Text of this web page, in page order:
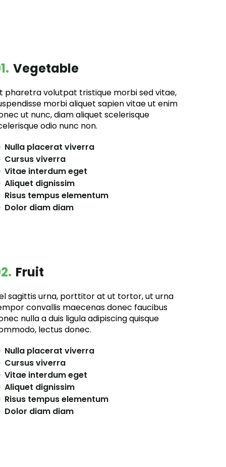
Vegetable
pharetra volutpat tristique morbi sed vitae,
morbi aliquet sapien vitae ut enim
ut nunc, diam aliquet scelerisque
odio nunc non.
Nulla placerat viverra
Cursus viverra
Vitae interdum eget
Aliquet dignissim
Risus tempus elementum
Dolor diam diam
Fruit
sagittis urna, porttitor at ut tortor, ut urna
convallis maecenas donec faucibus
nulla a duis ligula adipiscing quisque
lectus donec.
Nulla placerat viverra
Cursus viverra
Vitae interdum eget
Aliquet dignissim
Risus tempus elementum
Dolor diam diam